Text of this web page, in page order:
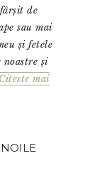
de
sau mai
și fetele
noastre și
Citeste mai